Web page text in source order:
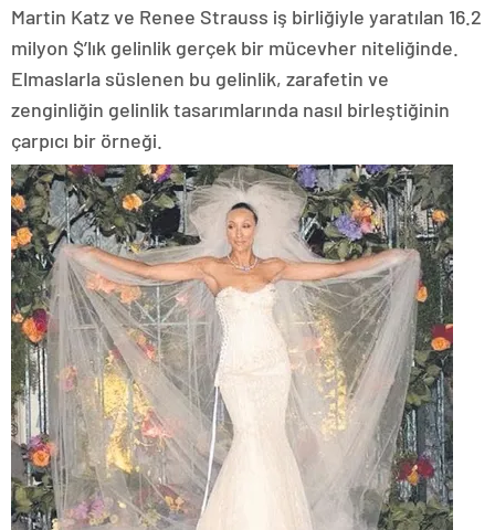
Martin Katz ve Renee Strauss iş birliğiyle yaratılan 16.2
milyon $’lık gelinlik gerçek bir mücevher niteliğinde.
Elmaslarla süslenen bu gelinlik, zarafetin ve
zenginliğin gelinlik tasarımlarında nasıl birleştiğinin
çarpıcı bir örneği.